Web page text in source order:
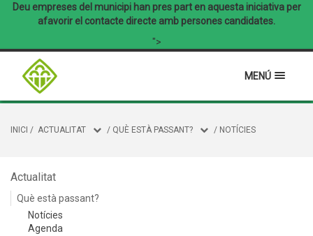
Deu empreses del municipi han pres part en aquesta iniciativa per
afavorir el contacte directe amb persones candidates.
">
MENÚ
INICI / ACTUALITAT / QUÈ ESTÀ PASSANT? / NOTÍCIES
Actualitat
Què està passant?
Notícies
Agenda